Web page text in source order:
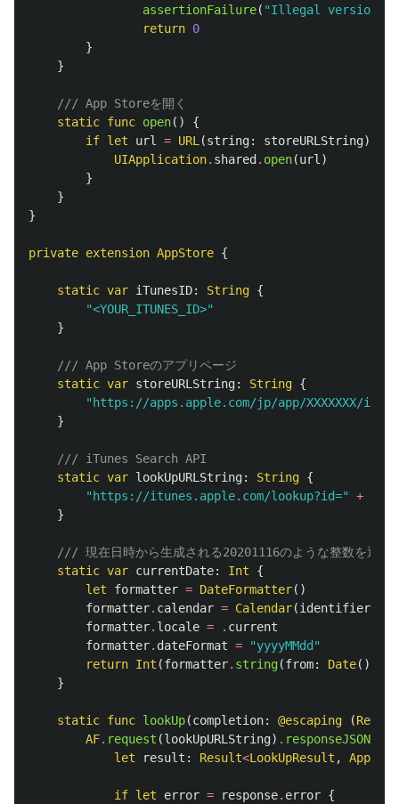
assertionFailure( "Illegal version
return 0
}
}
/// App Storeを開く
static func open()
{
if let url = URL (string: storeURLString),
UIApplication. shared . open(url )
}
}
}
private extension AppStore {
static var iTunesID: String {
"<YOUR_ITUNES_ID>"
}
/// App Storeのアプリページ
static var storeURLString: String {
"https://apps.apple.com/jp/app/XXXXXXX/id"
}
/// iTunes Search API
static var lookUpURLString: String {
"https://itunes.apple.com/lookup?id="
+
}
/// 現在日時から生成される20201116のような整数を返す
static var currentDate: Int
{
let
formatter = DateFormatter()
formatter. calendar = Calendar(identifier
formatter. locale = . current
formatter. dateFormat =
"yyyyMMdd"
return Int (formatter. string(from: Date()))
}
static func lookUp(completion: @escaping (Result
AF. request (lookUpURLString) . responseJSON
let
result : Result<LookUpResult ,
if let error = response. error {